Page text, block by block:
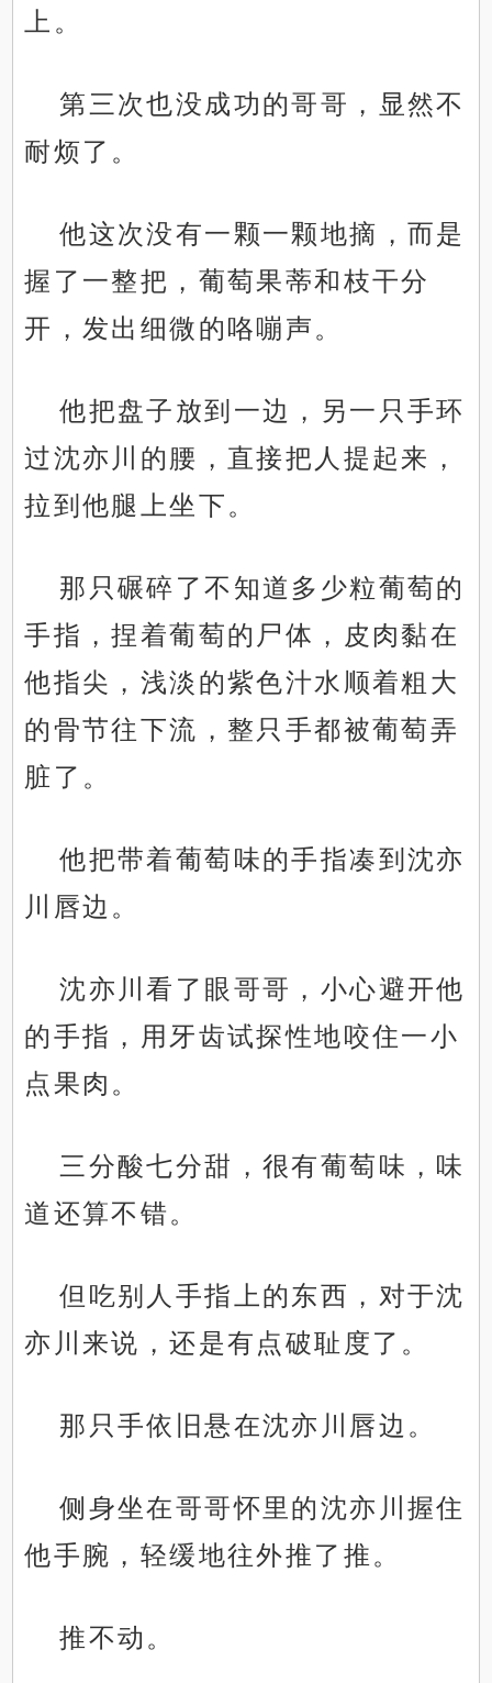
上。
第三次也没成功的哥哥，显然不
耐烦了。
他这次没有一颗一颗地摘，而是
握了一整把，葡萄果蒂和枝干分
开，发出细微的咯嘣声。
他把盘子放到一边，另一只手环
过沈亦川的腰，直接把人提起来，
拉到他腿上坐下。
那只碾碎了不知道多少粒葡萄的
手指，捏着葡萄的尸体，皮肉黏在
他指尖，浅淡的紫色汁水顺着粗大
的骨节往下流，整只手都被葡萄弄
脏了。
他把带着葡萄味的手指凑到沈亦
川唇边。
沈亦川看了眼哥哥，小心避开他
的手指，用牙齿试探性地咬住一小
点果肉。
三分酸七分甜，很有葡萄味，味
道还算不错。
但吃别人手指上的东西，对于沈
亦川来说，还是有点破耻度了。
那只手依旧悬在沈亦川唇边。
侧身坐在哥哥怀里的沈亦川握住
他手腕，轻缓地往外推了推。
推不动。